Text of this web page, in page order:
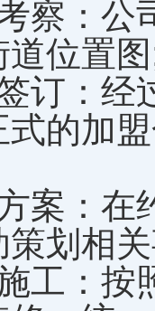
：公
道位置
：经
的加
：在
划相
：按